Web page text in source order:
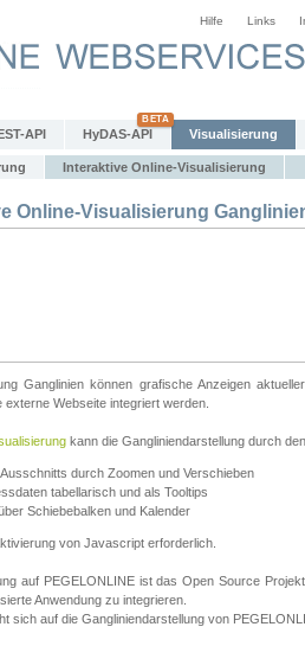
Hilfe Links
API HyDAS-API Visualisierung
Interaktive Online-Visualisierung
Online-Visualisierung
Ganglinien können grafische Anzeigen
Webseite integriert werden.
kann die Gangliniendarstellung durch
durch Zoomen und Verschieben
tabellarisch und als Tooltips
Schiebebalken und Kalender
von Javascript erforderlich.
auf PEGELONLINE ist das Open Source
Anwendung zu integrieren.
sich auf die Gangliniendarstellung von